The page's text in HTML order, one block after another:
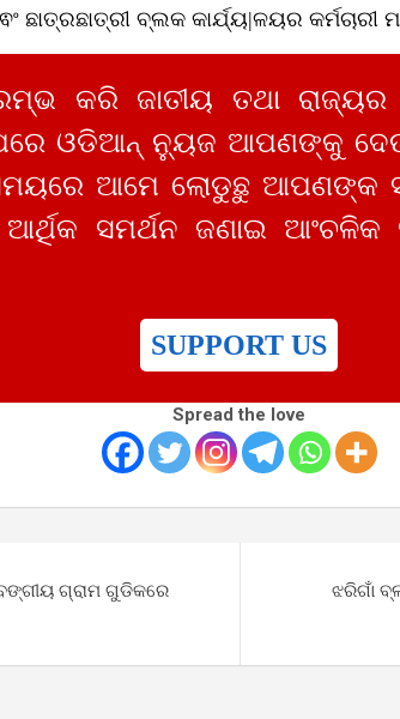
ଛାତ୍ରଛାତ୍ରୀ ବ୍ଲକ କାର୍ଯ୍ୟ|ଳୟର
କରି ଜାତୀୟ ତଥା
ଓଡିଆନ୍ ନ୍ୟୁଜ ଆପଣଙ୍କୁ
ସମୟରେ ଆମେ ଲୋଡୁଛୁ ଆପଣଙ୍କ
ସମର୍ଥନ ଜଣାଇ ଆଂଚଳିକ
SUPPORT US
Spread the love
ଗ୍ରାମ ଗୁଡିକରେ
ଝରିଗାଁ